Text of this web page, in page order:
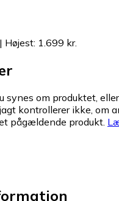
| Højest: 1.699 kr.
synes om produktet,
kontrollerer ikke, om
pågældende produkt.